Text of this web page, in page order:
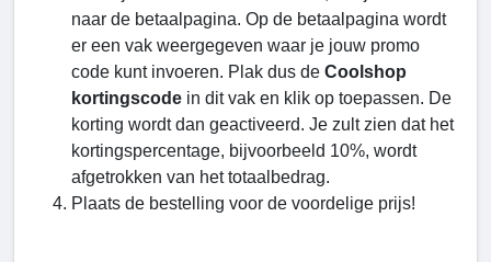
naar de betaalpagina. Op de betaalpagina wordt
er een vak weergegeven waar je jouw promo
code kunt invoeren. Plak dus de Coolshop
kortingscode in dit vak en klik op toepassen. De
korting wordt dan geactiveerd. Je zult zien dat het
kortingspercentage, bijvoorbeeld 10%, wordt
afgetrokken van het totaalbedrag.
Plaats de bestelling voor de voordelige prijs!